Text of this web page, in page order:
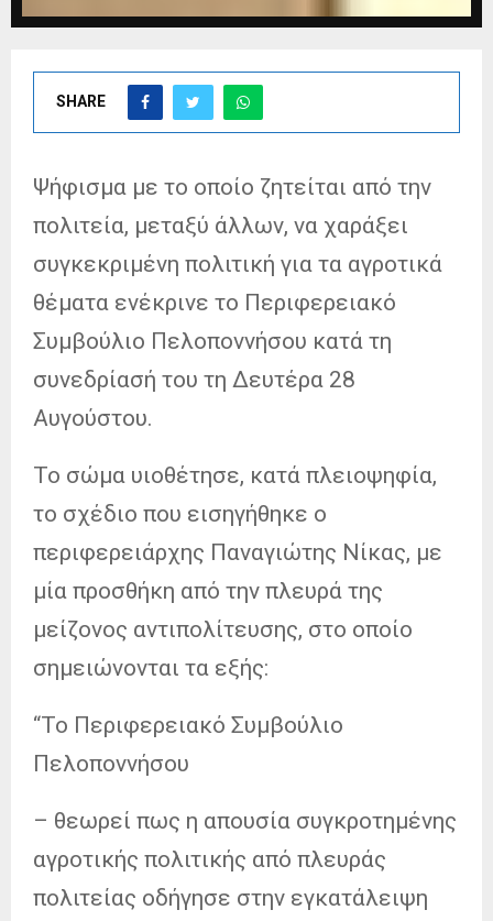
SHARE
Ψήφισμα με το οποίο ζητείται από την
πολιτεία, μεταξύ άλλων, να χαράξει
συγκεκριμένη πολιτική για τα αγροτικά
θέματα ενέκρινε το Περιφερειακό
Συμβούλιο Πελοποννήσου κατά τη
συνεδρίασή του τη Δευτέρα 28
Αυγούστου.
Το σώμα υιοθέτησε, κατά πλειοψηφία,
το σχέδιο που εισηγήθηκε ο
περιφερειάρχης Παναγιώτης Νίκας, με
μία προσθήκη από την πλευρά της
μείζονος αντιπολίτευσης, στο οποίο
σημειώνονται τα εξής:
“Το Περιφερειακό Συμβούλιο
Πελοποννήσου
– θεωρεί πως η απουσία συγκροτημένης
αγροτικής πολιτικής από πλευράς
πολιτείας οδήγησε στην εγκατάλειψη